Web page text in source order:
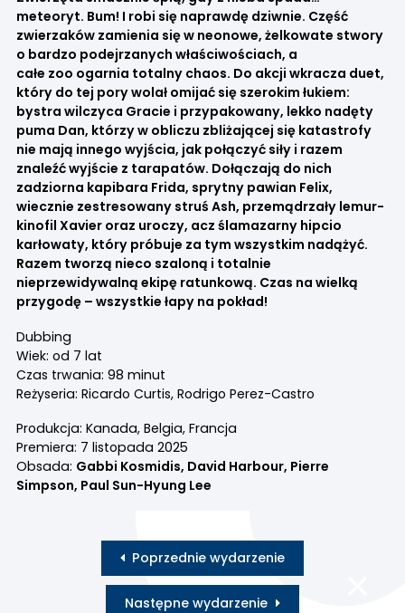
meteoryt. Bum! I robi się naprawdę dziwnie. Część
zwierzaków zamienia się w neonowe, żelkowate stwory
o bardzo podejrzanych właściwościach, a
całe zoo ogarnia totalny chaos. Do akcji wkracza duet,
który do tej pory wolał omijać się szerokim łukiem:
bystra wilczyca Gracie i przypakowany, lekko nadęty
puma Dan, którzy w obliczu zbliżającej się katastrofy
nie mają innego wyjścia, jak połączyć siły i razem
znaleźć wyjście z tarapatów. Dołączają do nich
zadziorna kapibara Frida, sprytny pawian Felix,
wiecznie zestresowany struś Ash, przemądrzały lemur-
kinofil Xavier oraz uroczy, acz ślamazarny hipcio
karłowaty, który próbuje za tym wszystkim nadążyć.
Razem tworzą nieco szaloną i totalnie
nieprzewidywalną ekipę ratunkową. Czas na wielką
przygodę – wszystkie łapy na pokład!
Dubbing
Wiek: od 7 lat
Czas trwania: 98 minut
Reżyseria: Ricardo Curtis, Rodrigo Perez-Castro
Produkcja: Kanada, Belgia, Francja
Premiera: 7 listopada 2025
Obsada: Gabbi Kosmidis, David Harbour, Pierre
Simpson, Paul Sun-Hyung Lee
Poprzednie wydarzenie
Następne wydarzenie